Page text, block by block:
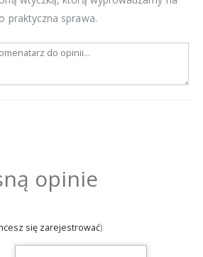
praktyczna sprawa.
opinie
się zarejestrować)